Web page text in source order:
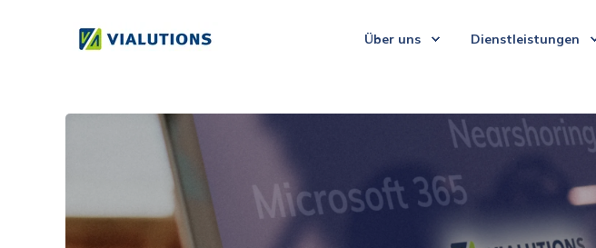
Über uns Dienstleistungen